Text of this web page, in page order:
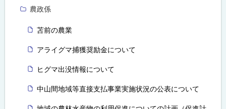
農政係
苫前の農業
アライグマ捕獲奨励金について
ヒグマ出没情報について
中山間地域等直接支払事業実施状況の公表について